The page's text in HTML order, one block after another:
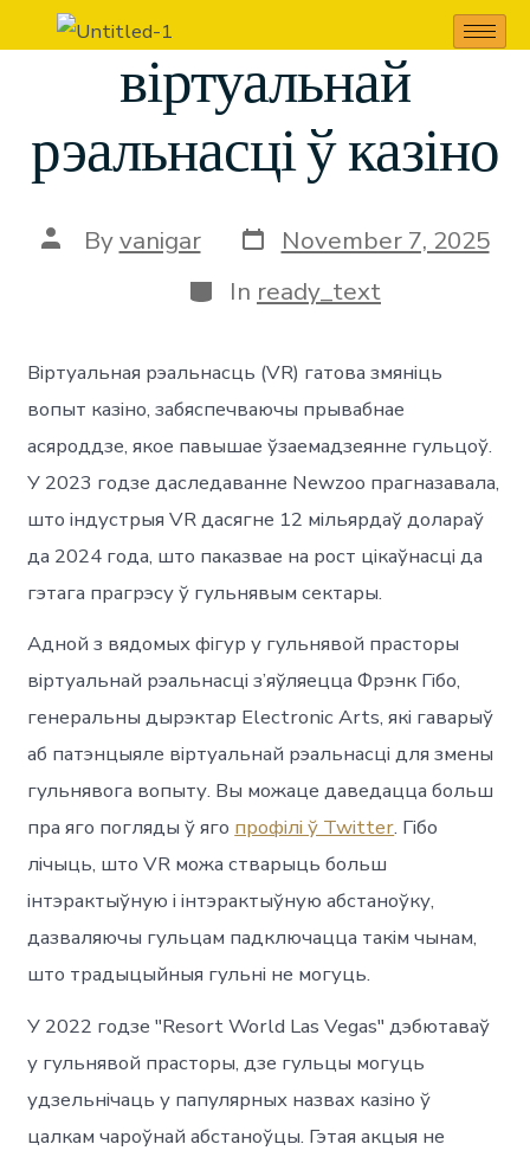
віртуальнай
рэальнасці ў казіно
Byvanigar
November 7, 2025
In ready_text
Віртуальная рэальнасць (VR) гатова змяніць
вопыт казіно, забяспечваючы прывабнае
асяроддзе, якое павышае ўзаемадзеянне гульцоў.
У 2023 годзе даследаванне Newzoo прагназавала,
што індустрыя VR дасягне 12 мільярдаў долараў
да 2024 года, што паказвае на рост цікаўнасці да
гэтага прагрэсу ў гульнявым сектары.
Адной з вядомых фігур у гульнявой прасторы
віртуальнай рэальнасці з’яўляецца Фрэнк Гібо,
генеральны дырэктар Electronic Arts, які гаварыў
аб патэнцыяле віртуальнай рэальнасці для змены
гульнявога вопыту. Вы можаце даведацца больш
пра яго погляды ў яго профілі ў Twitter. Гібо
лічыць, што VR можа стварыць больш
інтэрактыўную і інтэрактыўную абстаноўку,
дазваляючы гульцам падключацца такім чынам,
што традыцыйныя гульні не могуць.
У 2022 годзе "Resort World Las Vegas" дэбютаваў
у гульнявой прасторы, дзе гульцы могуць
удзельнічаць у папулярных назвах казіно ў
цалкам чароўнай абстаноўцы. Гэтая акцыя не